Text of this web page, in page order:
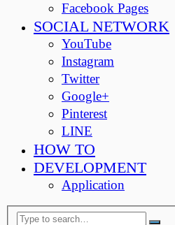
Facebook Pages
SOCIAL NETWORK
YouTube
Instagram
Twitter
Google+
Pinterest
LINE
HOW TO
DEVELOPMENT
Application